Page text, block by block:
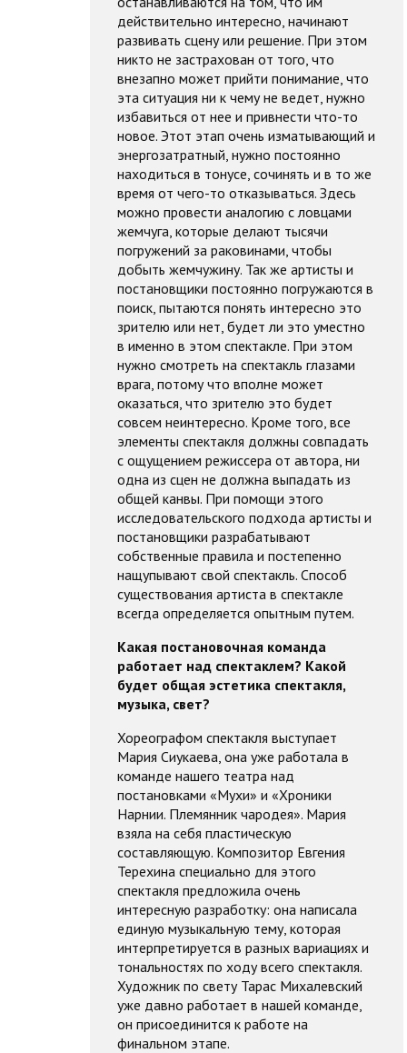
действительно интересно, начинают
развивать сцену или решение. При этом
никто не застрахован от того, что
внезапно может прийти понимание, что
эта ситуация ни к чему не ведет, нужно
избавиться от нее и привнести что-то
новое. Этот этап очень изматывающий и
энергозатратный, нужно постоянно
находиться в тонусе, сочинять и в то же
время от чего-то отказываться. Здесь
можно провести аналогию с ловцами
жемчуга, которые делают тысячи
погружений за раковинами, чтобы
добыть жемчужину. Так же артисты и
постановщики постоянно погружаются в
поиск, пытаются понять интересно это
зрителю или нет, будет ли это уместно
в именно в этом спектакле. При этом
нужно смотреть на спектакль глазами
врага, потому что вполне может
оказаться, что зрителю это будет
совсем неинтересно. Кроме того, все
элементы спектакля должны совпадать
с ощущением режиссера от автора, ни
одна из сцен не должна выпадать из
общей канвы. При помощи этого
исследовательского подхода артисты и
постановщики разрабатывают
собственные правила и постепенно
нащупывают свой спектакль. Способ
существования артиста в спектакле
всегда определяется опытным путем.
Какая постановочная команда
работает над спектаклем? Какой
будет общая эстетика спектакля,
музыка, свет?
Хореографом спектакля выступает
Мария Сиукаева, она уже работала в
команде нашего театра над
постановками «Мухи» и «Хроники
Нарнии. Племянник чародея». Мария
взяла на себя пластическую
составляющую. Композитор Евгения
Терехина специально для этого
спектакля предложила очень
интересную разработку: она написала
единую музыкальную тему, которая
интерпретируется в разных вариациях и
тональностях по ходу всего спектакля.
Художник по свету Тарас Михалевский
уже давно работает в нашей команде,
он присоединится к работе на
финальном этапе.